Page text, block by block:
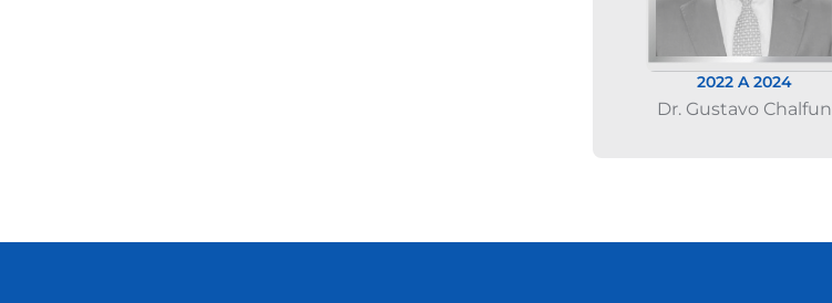
2022 A 2024
Dr. Gustavo Chalfun